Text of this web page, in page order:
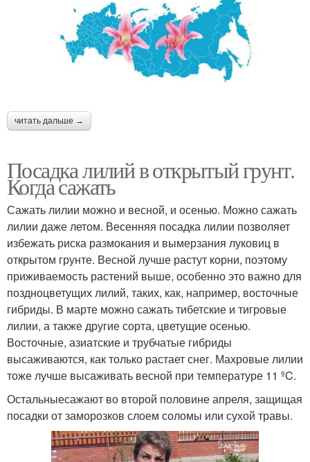
читать дальше →
Посадка лилий в открытый грунт.
Когда сажать
Сажать лилии можно и весной, и осенью. Можно сажать
лилии даже летом. Весенняя посадка лилии позволяет
избежать риска размокания и вымерзания луковиц в
открытом грунте. Весной лучше растут корни, поэтому
приживаемость растений выше, особенно это важно для
поздноцветущих лилий, таких, как, например, восточные
гибриды. В марте можно сажать тибетские и тигровые
лилии, а также другие сорта, цветущие осенью.
Восточные, азиатские и трубчатые гибриды
высаживаются, как только растает снег. Махровые лилии
тоже лучше высаживать весной при температуре 11 ºC.
Остальныесажают во второй половине апреля, защищая
посадки от заморозков слоем соломы или сухой травы.